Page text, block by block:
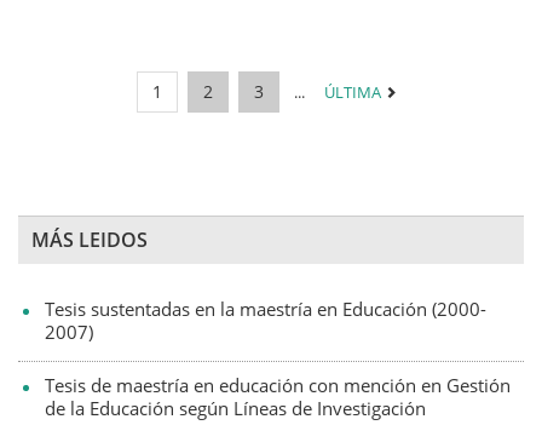
1 2 3 ... ÚLTIMA
MÁS LEIDOS
Tesis sustentadas en la maestría en Educación (2000-
2007)
Tesis de maestría en educación con mención en Gestión
de la Educación según Líneas de Investigación